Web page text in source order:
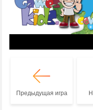
Предыдущая игра